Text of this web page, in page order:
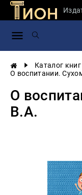
Каталог книг
О воспитании.
О
В.А.
Занимательная
России
история
Экономика
Учебная
литература